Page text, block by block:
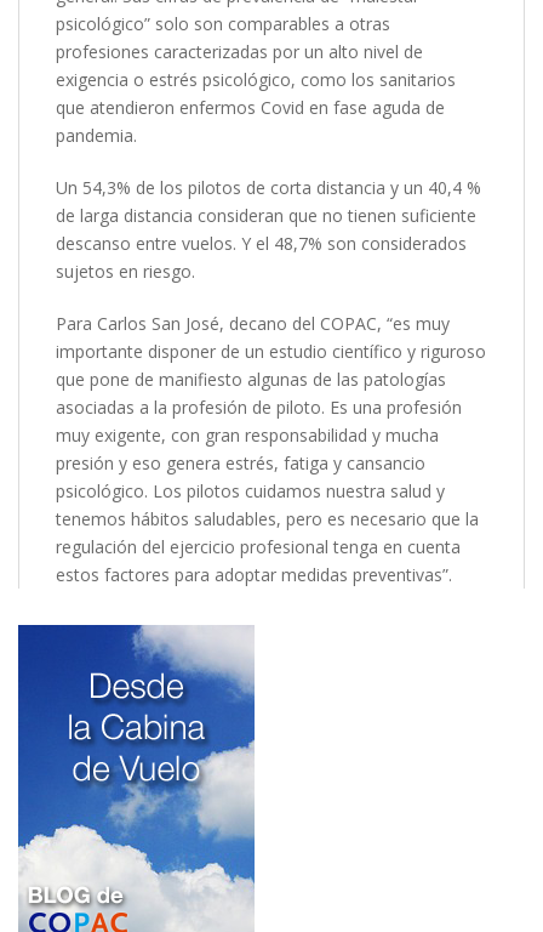
psicológico” solo son comparables a otras
profesiones caracterizadas por un alto nivel de
exigencia o estrés psicológico, como los sanitarios
que atendieron enfermos Covid en fase aguda de
pandemia.
Un 54,3% de los pilotos de corta distancia y un 40,4 %
de larga distancia consideran que no tienen suficiente
descanso entre vuelos. Y el 48,7% son considerados
sujetos en riesgo.
Para Carlos San José, decano del COPAC, “es muy
importante disponer de un estudio científico y riguroso
que pone de manifiesto algunas de las patologías
asociadas a la profesión de piloto. Es una profesión
muy exigente, con gran responsabilidad y mucha
presión y eso genera estrés, fatiga y cansancio
psicológico. Los pilotos cuidamos nuestra salud y
tenemos hábitos saludables, pero es necesario que la
regulación del ejercicio profesional tenga en cuenta
estos factores para adoptar medidas preventivas”.